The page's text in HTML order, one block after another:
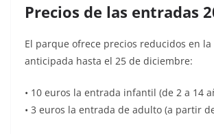
Precios de las entradas
El parque ofrece precios reducidos en la
anticipada hasta el 25 de diciembre:
• 10 euros la entrada infantil (de 2 a 14
• 3 euros la entrada de adulto (a partir